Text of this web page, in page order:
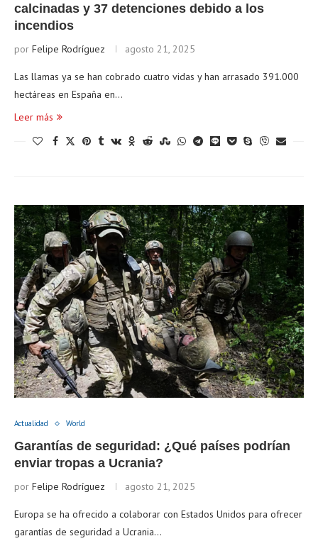
calcinadas y 37 detenciones debido a los
incendios
por Felipe Rodríguez agosto 21, 2025
Las llamas ya se han cobrado cuatro vidas y han arrasado 391.000
hectáreas en España en…
Leer más
Actualidad World
Garantías de seguridad: ¿Qué países podrían
enviar tropas a Ucrania?
por Felipe Rodríguez agosto 21, 2025
Europa se ha ofrecido a colaborar con Estados Unidos para ofrecer
garantías de seguridad a Ucrania…